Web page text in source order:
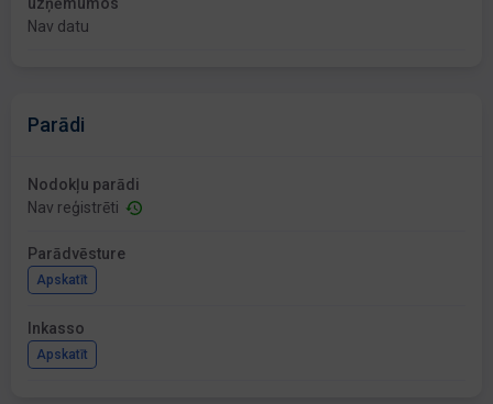
uzņēmumos
Nav datu
Parādi
Nodokļu parādi
Nav reģistrēti
Parādvēsture
Apskatīt
Inkasso
Apskatīt